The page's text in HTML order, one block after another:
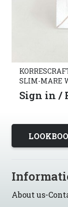
SLIM-MARE
Sign in /
About us-